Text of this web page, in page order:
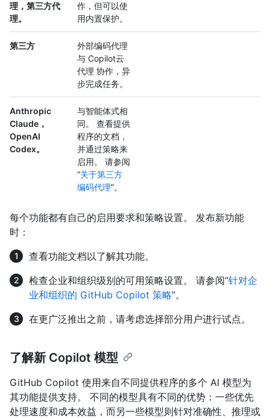
理，第三方代
理。
作，但可以使
用内置保护。
第三方
外部编码代理
与 Copilot云
代理 协作，异
步完成任务。
Anthropic
Claude，
OpenAI
Codex。
与智能体式相
同。 查看提供
程序的文档，
并通过策略来
启用。 请参阅
“关于第三方
编码代理”。
每个功能都有自己的启用要求和策略设置。 发布新功能
时：
查看功能文档以了解其功能。
检查企业和组织级别的可用策略设置。 请参阅“针对企
业和组织的 GitHub Copilot 策略”。
在更广泛推出之前，请考虑选择部分用户进行试点。
了解新 Copilot 模型
GitHub Copilot 使用来自不同提供程序的多个 AI 模型为
其功能提供支持。 不同的模型具有不同的优势：一些优先
处理速度和成本效益，而另一些模型则针对准确性、推理或